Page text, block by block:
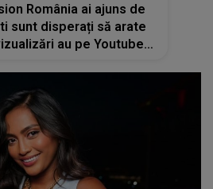
România ai ajuns de
sunt disperați să arate
au pe Youtube!